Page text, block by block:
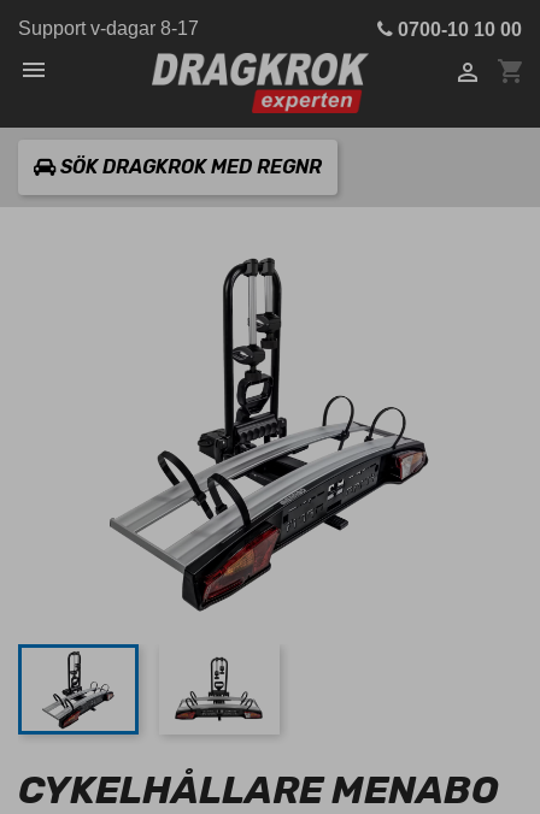
Support v-dagar 8-17 0700-10 10 00
 shopping_cart

SÖK DRAGKROK MED REGNR
CYKELHÅLLARE MENABO